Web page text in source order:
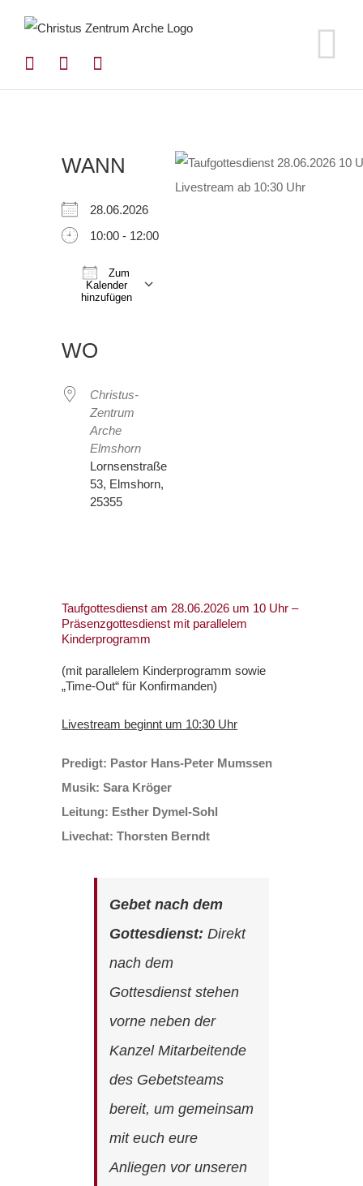
springen
WANN
28.06.2026
10:00 - 12:00
Zum
Kalender
hinzufügen
WO
Christus-
Zentrum
Arche
Elmshorn
Lornsenstraße
53, Elmshorn,
25355
Taufgottesdienst am 28.06.2026 um 10 Uhr –
Präsenzgottesdienst mit parallelem
Kinderprogramm
(mit parallelem Kinderprogramm sowie
„Time-Out“ für Konfirmanden)
Livestream beginnt um 10:30 Uhr
Predigt: Pastor Hans-Peter Mumssen
Musik: Sara Kröger
Leitung: Esther Dymel-Sohl
Livechat: Thorsten Berndt
Gebet nach dem
Gottesdienst: Direkt
nach dem
Gottesdienst stehen
vorne neben der
Kanzel Mitarbeitende
des Gebetsteams
bereit, um gemeinsam
mit euch eure
Anliegen vor unseren